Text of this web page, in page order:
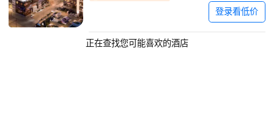
登录看低价
正在查找您可能喜欢的酒店